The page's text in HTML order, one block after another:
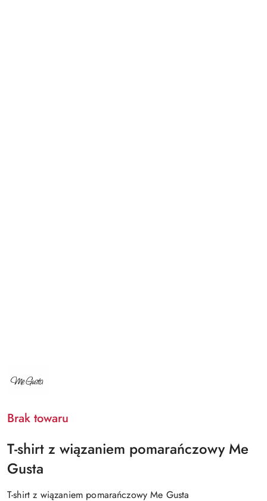
PRODUCENTA:
ME
Brak towaru
T-shirt z wiązaniem pomarańczowy Me
Gusta
T-shirt z wiązaniem pomarańczowy Me Gusta